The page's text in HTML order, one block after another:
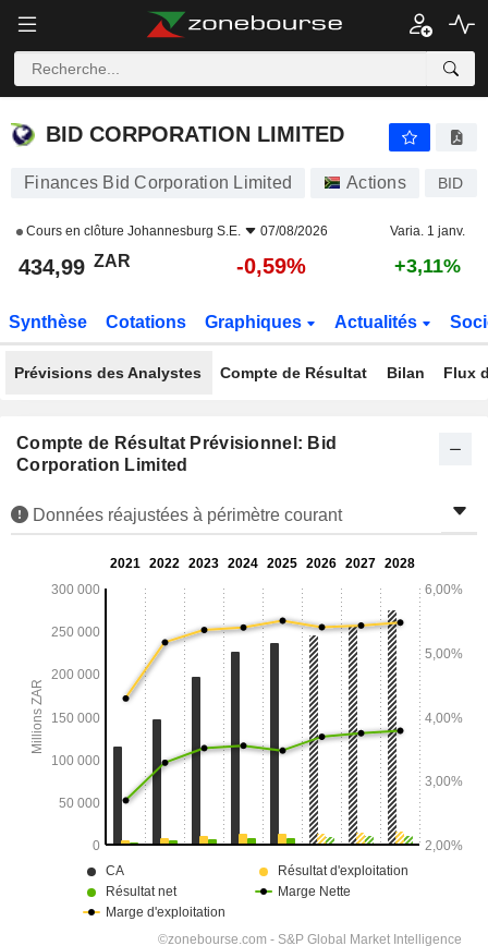
BID CORPORATION LIMITED
BID CORPORATION LIMITED
Finances Bid Corporation Limited Actions BID
Cours en clôture Johannesburg S.E. 07/08/2026 Varia. 1 janv.
434,99 ZAR -0,59% +3,11%
Synthèse Cotations Graphiques Actualités
Prévisions des Analystes Compte de Résultat Bilan Flux
Compte de Résultat Prévisionnel: Bid
Corporation Limited
Données réajustées à périmètre courant